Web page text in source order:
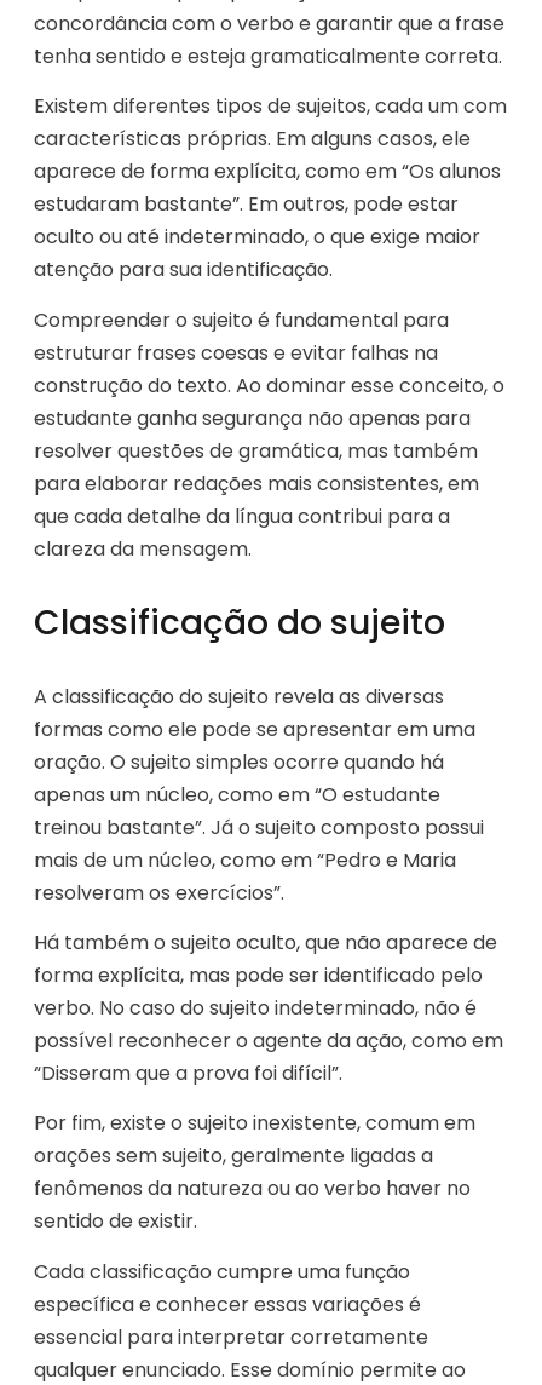
concordância com o verbo e garantir que a frase
tenha sentido e esteja gramaticalmente correta.
Existem diferentes tipos de sujeitos, cada um com
características próprias. Em alguns casos, ele
aparece de forma explícita, como em “Os alunos
estudaram bastante”. Em outros, pode estar
oculto ou até indeterminado, o que exige maior
atenção para sua identificação.
Compreender o sujeito é fundamental para
estruturar frases coesas e evitar falhas na
construção do texto. Ao dominar esse conceito, o
estudante ganha segurança não apenas para
resolver questões de gramática, mas também
para elaborar redações mais consistentes, em
que cada detalhe da língua contribui para a
clareza da mensagem.
Classificação do sujeito
A classificação do sujeito revela as diversas
formas como ele pode se apresentar em uma
oração. O sujeito simples ocorre quando há
apenas um núcleo, como em “O estudante
treinou bastante”. Já o sujeito composto possui
mais de um núcleo, como em “Pedro e Maria
resolveram os exercícios”.
Há também o sujeito oculto, que não aparece de
forma explícita, mas pode ser identificado pelo
verbo. No caso do sujeito indeterminado, não é
possível reconhecer o agente da ação, como em
“Disseram que a prova foi difícil”.
Por fim, existe o sujeito inexistente, comum em
orações sem sujeito, geralmente ligadas a
fenômenos da natureza ou ao verbo haver no
sentido de existir.
Cada classificação cumpre uma função
específica e conhecer essas variações é
essencial para interpretar corretamente
qualquer enunciado. Esse domínio permite ao